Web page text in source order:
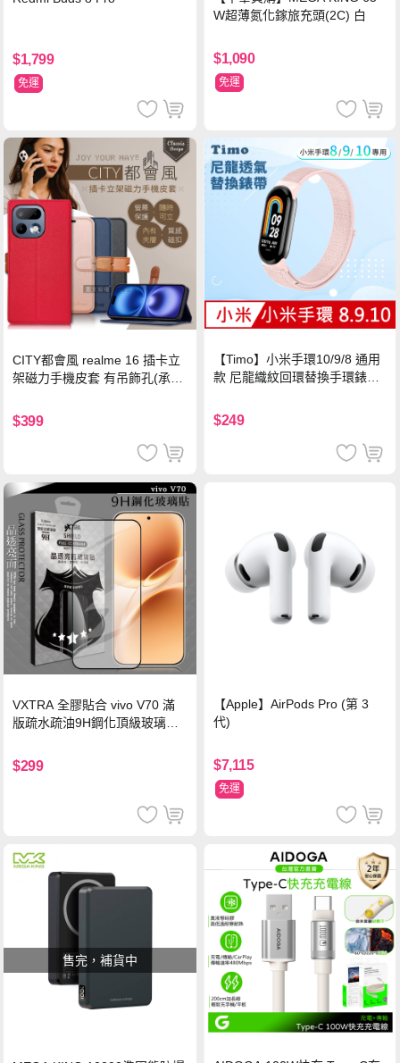
$1,799
免運
W超薄氮化鎵旅充頭(2C) 白
$1,090
免運
CITY都會風 realme 16 插卡立
架磁力手機皮套 有吊飾孔(承諾
$399
【Timo】小米手環10/9/8 通用
款 尼龍織紋回環替換手環錶帶-
$249
VXTRA 全膠貼合 vivo V70 滿
版疏水疏油9H鋼化頂級玻璃貼
$299
【Apple】AirPods Pro (第 3
代)
$7,115
免運
售完，補貨中